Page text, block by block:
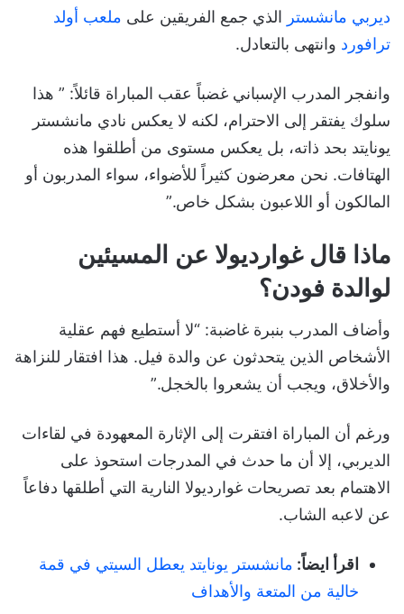
ديربي مانشستر الذي جمع الفريقين على ملعب أولد
ترافورد وانتهى بالتعادل.
وانفجر المدرب الإسباني غضباً عقب المباراة قائلاً: ” هذا
سلوك يفتقر إلى الاحترام، لكنه لا يعكس نادي مانشستر
يونايتد بحد ذاته، بل يعكس مستوى من أطلقوا هذه
الهتافات. نحن معرضون كثيراً للأضواء، سواء المدربون أو
المالكون أو اللاعبون بشكل خاص.”
ماذا قال غوارديولا عن المسيئين
لوالدة فودن؟
وأضاف المدرب بنبرة غاضبة: “لا أستطيع فهم عقلية
الأشخاص الذين يتحدثون عن والدة فيل. هذا افتقار للنزاهة
والأخلاق، ويجب أن يشعروا بالخجل.”
ورغم أن المباراة افتقرت إلى الإثارة المعهودة في لقاءات
الديربي، إلا أن ما حدث في المدرجات استحوذ على
الاهتمام بعد تصريحات غوارديولا النارية التي أطلقها دفاعاً
عن لاعبه الشاب.
اقرأ ايضاً: مانشستر يونايتد يعطل السيتي في قمة
خالية من المتعة والأهداف